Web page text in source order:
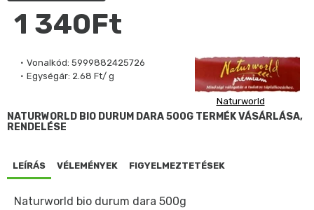
Vonalkód: 5999882425726
Egységár: 2.68 Ft/ g
Naturworld
1 340Ft
NATURWORLD BIO DURUM DARA 500G TERMÉK VÁSÁRLÁSA,
RENDELÉSE
LEÍRÁS VÉLEMÉNYEK FIGYELMEZTETÉSEK
Naturworld bio durum dara 500g